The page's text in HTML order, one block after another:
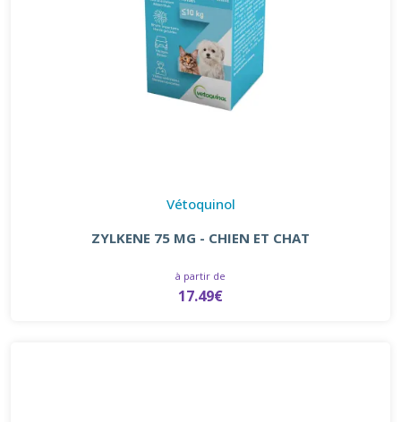
Vétoquinol
ZYLKENE 75 MG - CHIEN ET CHAT
à partir de
17.49€